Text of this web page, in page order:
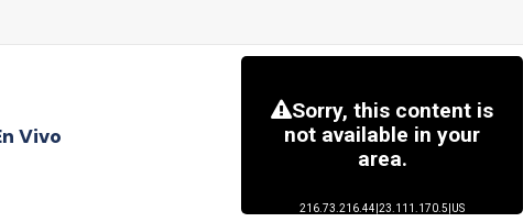
Vivo